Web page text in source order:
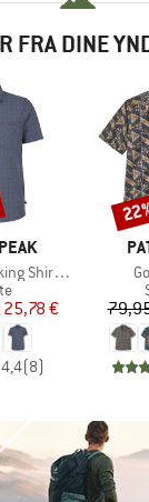
FRA DINE
Shirt S/S
pris
25,78 €
4,4(8)